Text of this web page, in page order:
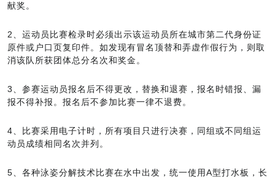
献奖。
2、运动员比赛检录时必须出示该运动员所在城市第二代身份证
原件或户口页复印件。如发现有冒名顶替和弄虚作假行为，则取
消该队所获团体总分名次和奖金。
3、参赛运动员报名后不得更改，替换和退赛，报名时错报、漏
报不得补报。报名后不参加比赛一律不退费。
4、比赛采用电子计时，所有项目只进行决赛，同组或不同组运
动员成绩相同名次并列。
5、各种泳姿分解技术比赛在水中出发，统一使用A型打水板，长